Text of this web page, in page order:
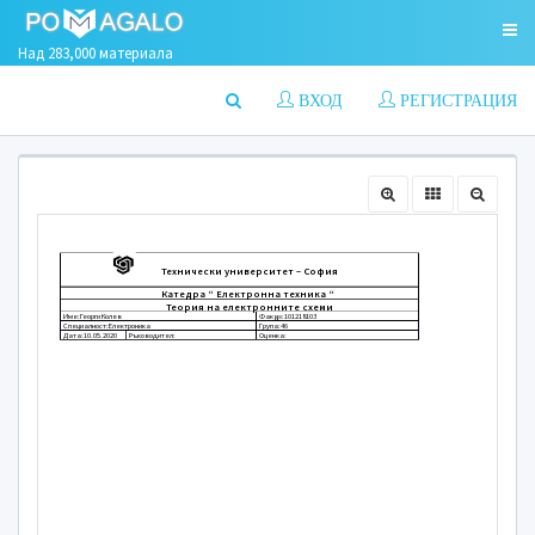
Над 283,000 материала
РЕГИСТРАЦИЯ
ВХОД